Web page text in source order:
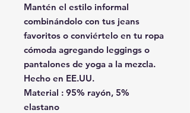
Mantén el estilo informal
combinándolo con tus jeans
favoritos o conviértelo en tu ropa
cómoda agregando leggings o
pantalones de yoga a la mezcla.
Hecho en EE.UU.
Material : 95% rayón, 5%
elastano